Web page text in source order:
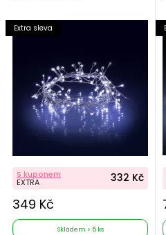
Extra sleva
S kuponem
EXTRA 332 Kč
349 Kč
Skladem > 5 ks